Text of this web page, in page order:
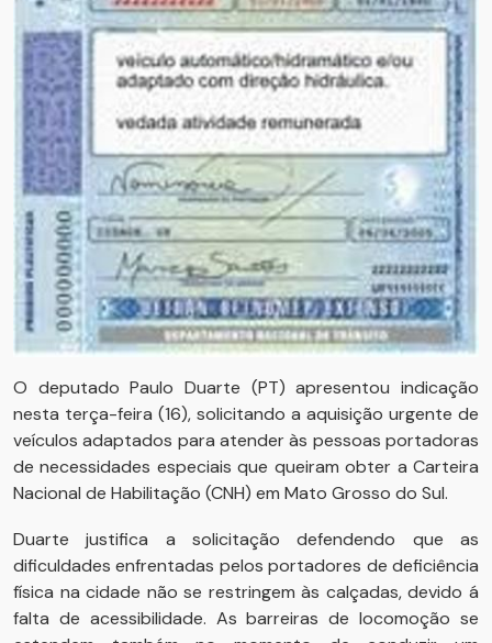
O deputado Paulo Duarte (PT) apresentou indicação
nesta terça-feira (16), solicitando a aquisição urgente de
veículos adaptados para atender às pessoas portadoras
de necessidades especiais que queiram obter a Carteira
Nacional de Habilitação (CNH) em Mato Grosso do Sul.
Duarte justifica a solicitação defendendo que as
dificuldades enfrentadas pelos portadores de deficiência
física na cidade não se restringem às calçadas, devido á
falta de acessibilidade. As barreiras de locomoção se